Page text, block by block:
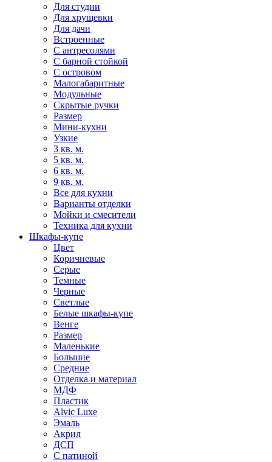
Для студии
Для хрущевки
Для дачи
Встроенные
С антресолями
С барной стойкой
С островом
Малогабаритные
Модульные
Скрытые ручки
Размер
Мини-кухни
Узкие
3 кв. м.
5 кв. м.
6 кв. м.
9 кв. м.
Все для кухни
Варианты отделки
Мойки и смесители
Техника для кухни
Шкафы-купе
Цвет
Коричневые
Серые
Темные
Черные
Светлые
Белые шкафы-купе
Венге
Размер
Маленькие
Большие
Средние
Отделка и материал
МДФ
Пластик
Alvic Luxe
Эмаль
Акрил
ДСП
С патиной